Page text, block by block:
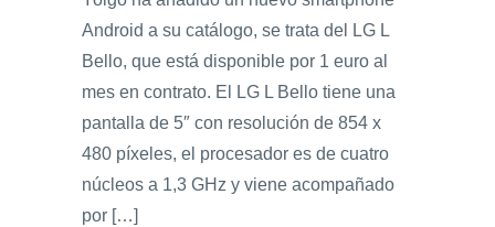
Android a su catálogo, se trata del LG L
Bello, que está disponible por 1 euro al
mes en contrato. El LG L Bello tiene una
pantalla de 5″ con resolución de 854 x
480 píxeles, el procesador es de cuatro
núcleos a 1,3 GHz y viene acompañado
por […]